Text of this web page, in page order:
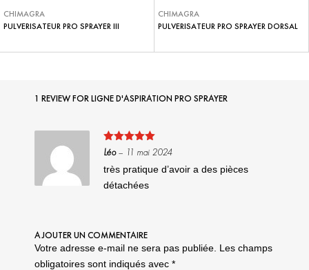
CHIMAGRA
PULVERISATEUR PRO SPRAYER III
CHIMAGRA
PULVERISATEUR PRO SPRAYER DORSAL
1 REVIEW FORLIGNE D'ASPIRATION PRO SPRAYER
Note 5sur
Léo– 11 mai 2024
très pratique d’avoir a des pièces
détachées
AJOUTER UN COMMENTAIRE
Votre adresse e-mail ne sera pas publiée. Les champs
obligatoires sont indiqués avec *